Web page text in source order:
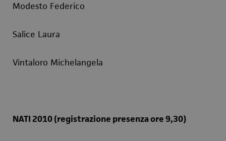
Modesto Federico
Salice Laura
Vintaloro Michelangela
NATI 2010 (registrazione presenza ore 9,30)